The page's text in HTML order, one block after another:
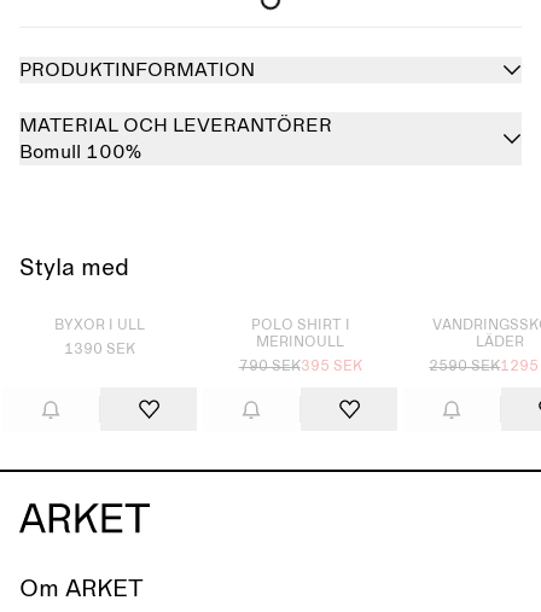
PRODUKTINFORMATION
MATERIAL OCH LEVERANTÖRER
Bomull 100%
Styla med
Slutsåld
BYXOR I ULL
1390 SEK
POLO SHIRT I
MERINOULL
790 SEK395 SEK
LÄDER
2590 SEK1295
Om ARKET